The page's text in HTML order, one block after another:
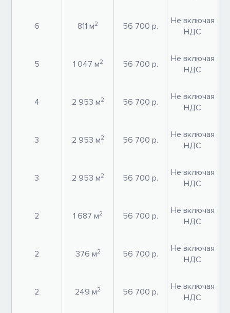
6 811 м2 56 700 р.
Не включая
НДС
5 1 047 м2 56 700 р.
Не включая
НДС
4 2 953 м2 56 700 р.
Не включая
НДС
3 2 953 м2 56 700 р.
Не включая
НДС
3 2 953 м2 56 700 р.
Не включая
НДС
2 1 687 м2 56 700 р.
Не включая
НДС
2 376 м2 56 700 р.
Не включая
НДС
2 249 м2 56 700 р.
Не включая
НДС